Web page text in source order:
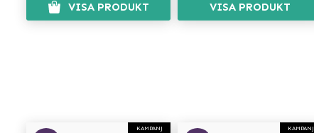
VISA PRODUKT VISA PRODUKT
KAMPANJ
KAMPANJ